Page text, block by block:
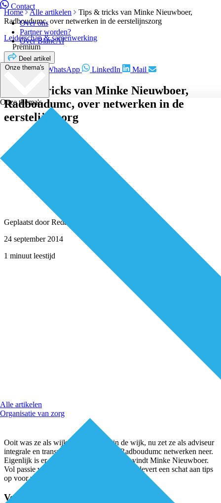
Contact
Over ons
Partner worden?
Over BiancAI
Onze thema's
Onze thema's
Alle artikelen
Organisatie van zorg
Home Alle artikelen
Tips & tricks van Minke Nieuwboer,
Radboudumc, over netwerken in de eerstelijnszorg
Leiderschap & samenwerking
Premium
Deel artikel
Facebook WhatsApp LinkedIn Mail
Tips & tricks van Minke Nieuwboer,
Radboudumc, over netwerken in de
eerstelijnszorg
Geplaatst doorRedactie
24 september 2014
1 minuut leestijd
Ooit was ze als wijkzuster een spil in de wijk, nu zet ze als adviseur
integrale en transmurale zorg aan het Radboudumc netwerken neer.
Eigenlijk is er dus niet zoveel veranderd, vindt Minke Nieuwboer.
Vol passie vertelt zij over haar werk, en dat levert een schat aan tips
op voor wie
Verder lezen?